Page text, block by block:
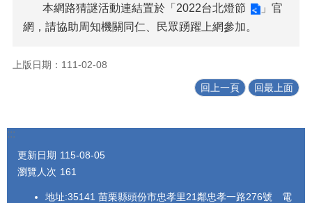
本網路猜謎活動連結置於「 2022台北燈節
」官
網，請協助周知機關同仁、民眾踴躍上網參加。
上版日期：111-02-08
回上一頁 回最上面
:::
更新日期 115-08-05
瀏覽人次 161
地址:35141 苗栗縣頭份市忠孝里21鄰忠孝一路276號 電